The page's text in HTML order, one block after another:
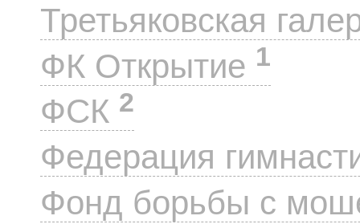
Третьяковская
ФК Открытие 1
ФСК 2
Федерация
Фонд борьбы с